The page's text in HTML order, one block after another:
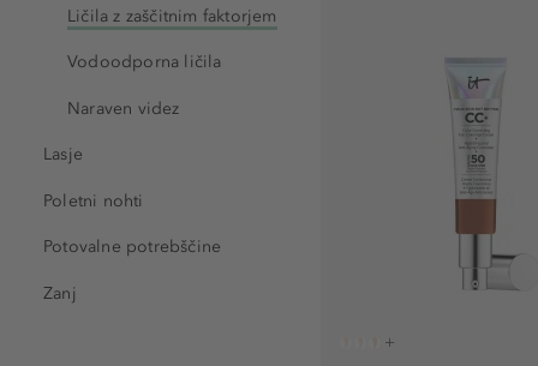
Ličila z zaščitnim faktorjem
Vodoodporna ličila
Naraven videz
Lasje
Poletni nohti
Potovalne potrebščine
Zanj
pokrivanje (1)